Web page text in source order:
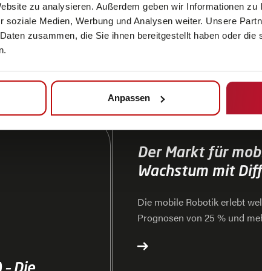
zu analysieren. Außerdem geben wir Informationen zu
soziale Medien, Werbung und Analysen weiter. Unsere
zusammen, die Sie ihnen bereitgestellt haben oder die
Anpassen
für
dem Projekt
die den
der
übernehmen
an sechs
Die
Der Markt für
Wachstum mit
Die mobile Robotik erlebt
Prognosen von 25 % und
DS AUTOMOTION, erklärt